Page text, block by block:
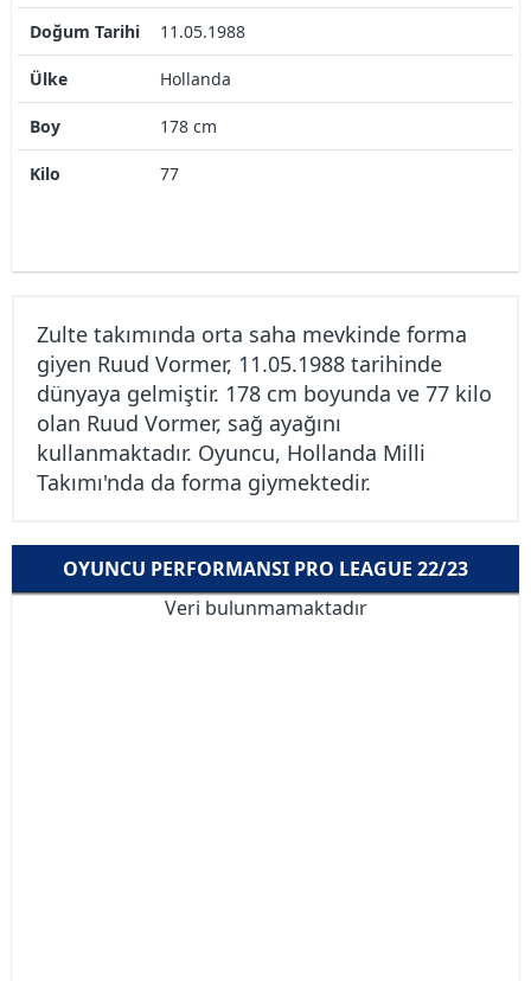
Doğum Tarihi 11.05.1988
Ülke Hollanda
Boy 178 cm
Kilo 77
Zulte takımında orta saha mevkinde forma
giyen Ruud Vormer, 11.05.1988 tarihinde
dünyaya gelmiştir. 178 cm boyunda ve 77 kilo
olan Ruud Vormer, sağ ayağını
kullanmaktadır. Oyuncu, Hollanda Milli
Takımı'nda da forma giymektedir.
OYUNCU PERFORMANSI PRO LEAGUE 22/23
Veri bulunmamaktadır